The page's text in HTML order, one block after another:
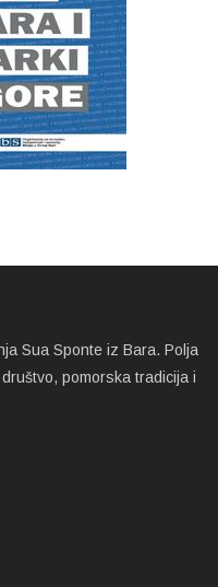
Sua Sponte iz Bara. Polja
pomorska tradicija i